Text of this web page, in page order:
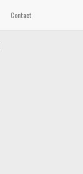
Contact